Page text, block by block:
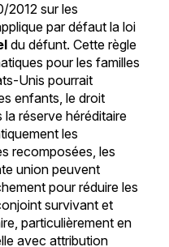
2012 sur les
par défaut la loi
du défunt. Cette règle
pour les familles
Unis pourrait
enfants, le droit
réserve héréditaire
les
recomposées, les
union peuvent
pour réduire les
survivant et
particulièrement en
avec attribution